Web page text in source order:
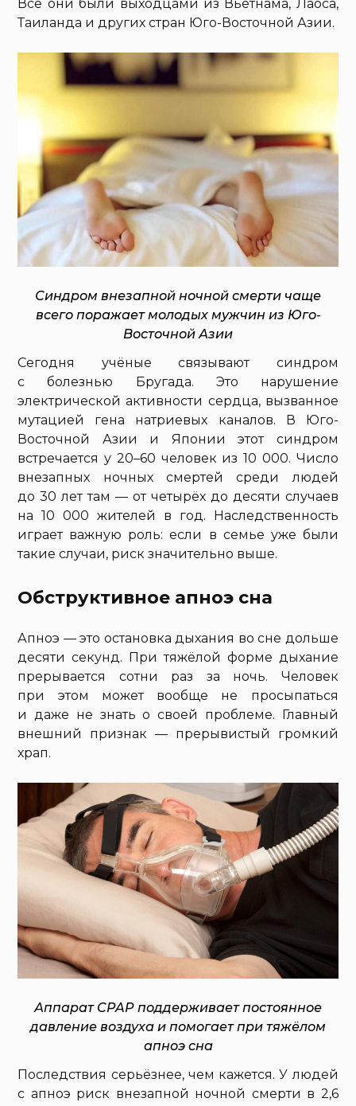
Все они были выходцами из Вьетнама, Лаоса,
Таиланда и других стран Юго-Восточной Азии.
Синдром внезапной ночной смерти чаще
всего поражает молодых мужчин из Юго-
Восточной Азии
Сегодня учёные связывают синдром
с болезнью Бругада. Это нарушение
электрической активности сердца, вызванное
мутацией гена натриевых каналов. В Юго-
Восточной Азии и Японии этот синдром
встречается у 20–60 человек из 10 000. Число
внезапных ночных смертей среди людей
до 30 лет там — от четырёх до десяти случаев
на 10 000 жителей в год. Наследственность
играет важную роль: если в семье уже были
такие случаи, риск значительно выше.
Обструктивное апноэ сна
Апноэ — это остановка дыхания во сне дольше
десяти секунд. При тяжёлой форме дыхание
прерывается сотни раз за ночь. Человек
при этом может вообще не просыпаться
и даже не знать о своей проблеме. Главный
внешний признак — прерывистый громкий
храп.
Аппарат CPAP поддерживает постоянное
давление воздуха и помогает при тяжёлом
апноэ сна
Последствия серьёзнее, чем кажется. У людей
с апноэ риск внезапной ночной смерти в 2,6